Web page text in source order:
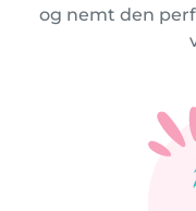
og nemt den